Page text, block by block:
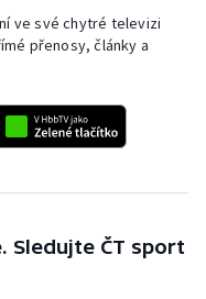
ve své chytré televizi
přenosy, články a
Sledujte ČT sport